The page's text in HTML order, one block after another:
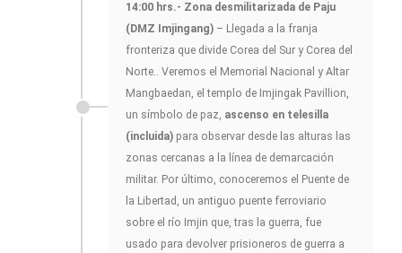
14:00 hrs.- Zona desmilitarizada de Paju
(DMZ Imjingang) – Llegada a la franja
fronteriza que divide Corea del Sur y Corea del
Norte.. Veremos el Memorial Nacional y Altar
Mangbaedan, el templo de Imjingak Pavillion,
un símbolo de paz, ascenso en telesilla
(incluida) para observar desde las alturas las
zonas cercanas a la línea de demarcación
militar. Por último, conoceremos el Puente de
la Libertad, un antiguo puente ferroviario
sobre el río Imjin que, tras la guerra, fue
usado para devolver prisioneros de guerra a